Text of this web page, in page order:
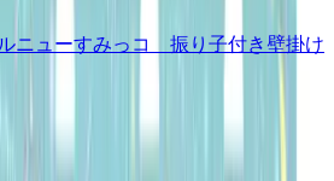
ニューすみっコ 振り子付き壁掛け